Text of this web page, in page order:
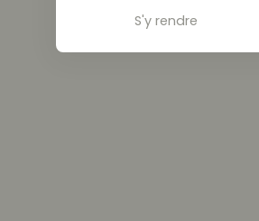
S'y rendre